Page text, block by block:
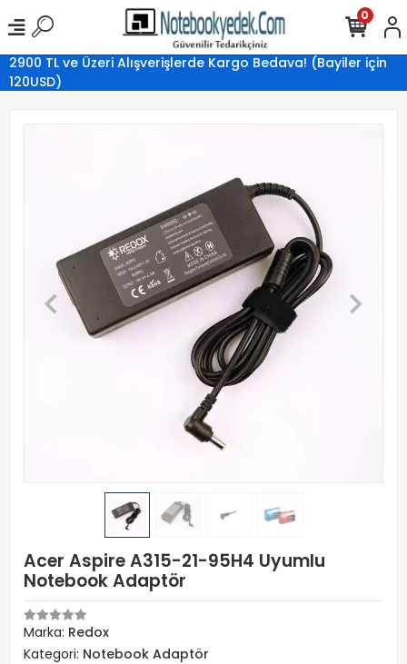
2900 TL ve Üzeri Alışverişlerde Kargo Bedava! (Bayiler için
120USD)
0
Acer Aspire A315-21-95H4 Uyumlu
Notebook Adaptör
Marka: Redox
Kategori: Notebook Adaptör